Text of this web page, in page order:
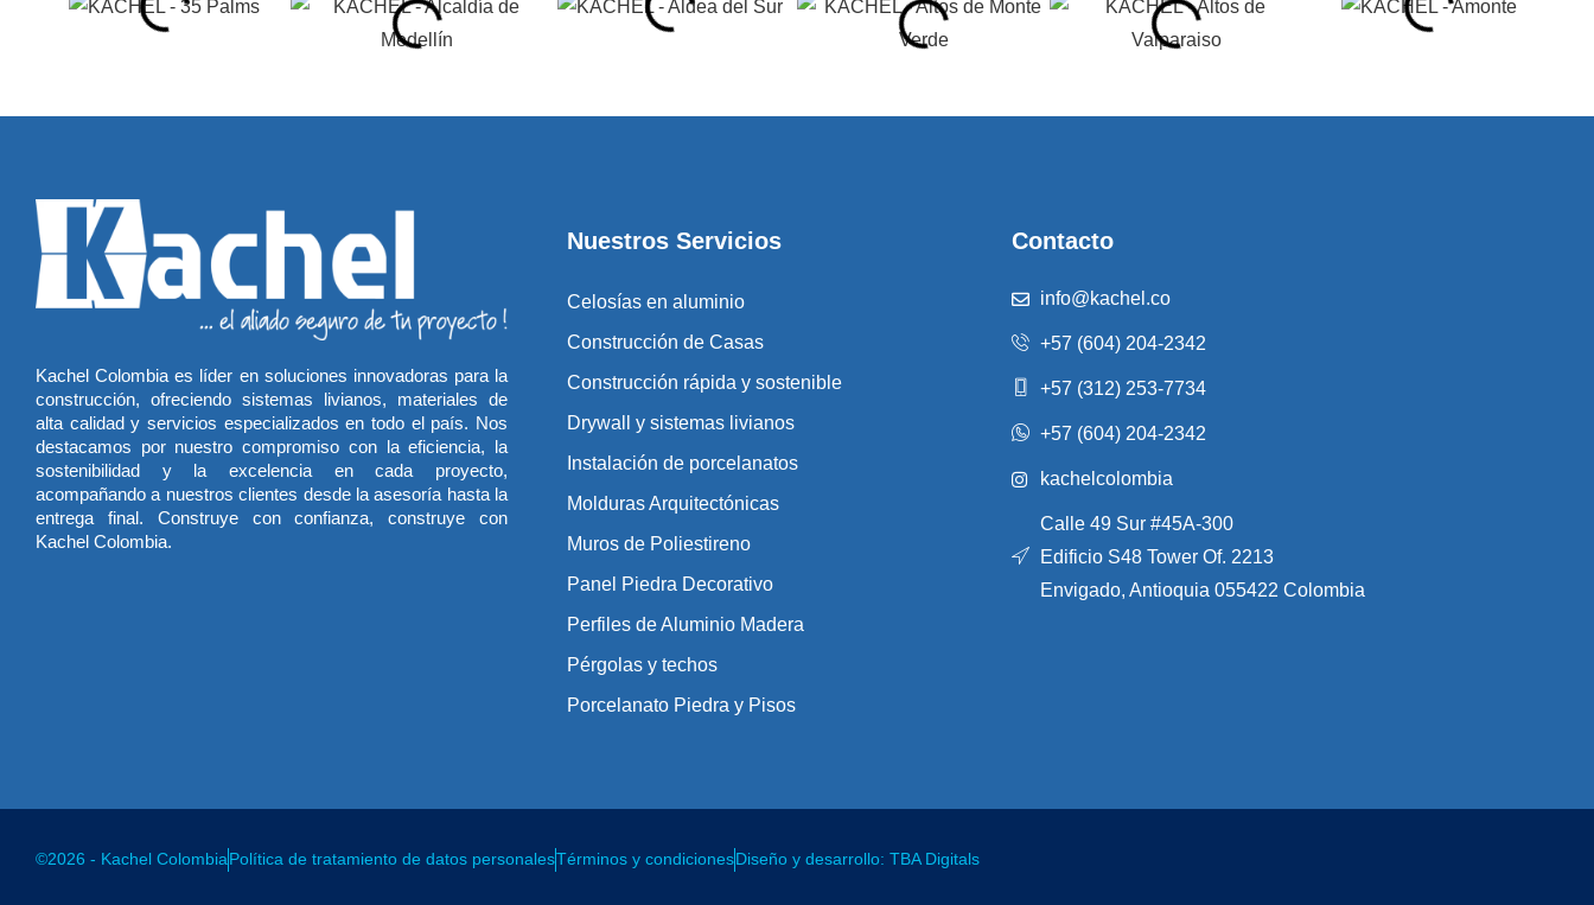
Kachel Colombia es líder en soluciones innovadoras para la
construcción, ofreciendo sistemas livianos, materiales de
alta calidad y servicios especializados en todo el país. Nos
destacamos por nuestro compromiso con la eficiencia, la
sostenibilidad y la excelencia en cada proyecto,
acompañando a nuestros clientes desde la asesoría hasta la
entrega final. Construye con confianza, construye con
Kachel Colombia.
Nuestros Servicios
Celosías en aluminio
Construcción de Casas
Construcción rápida y sostenible
Drywall y sistemas livianos
Instalación de porcelanatos
Molduras Arquitectónicas
Muros de Poliestireno
Panel Piedra Decorativo
Perfiles de Aluminio Madera
Pérgolas y techos
Porcelanato Piedra y Pisos
Contacto
info@kachel.co
+57 (604) 204-2342
+57 (312) 253-7734
+57 (604) 204-2342
kachelcolombia
Calle 49 Sur #45A-300
Edificio S48 Tower Of. 2213
Envigado, Antioquia 055422 Colombia
©2026 - Kachel ColombiaPolítica de tratamiento de datos personalesTérminos y condicionesDiseño y desarrollo: TBA Digitals